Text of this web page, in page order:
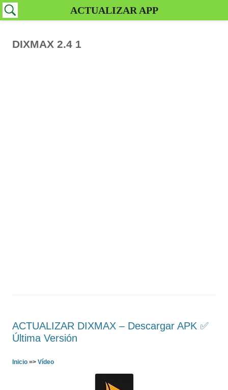
DIXMAX 2.4 1
ACTUALIZAR DIXMAX – Descargar APK ✅️
Última Versión
Inicio => Vídeo
ACTUALIZAR APP